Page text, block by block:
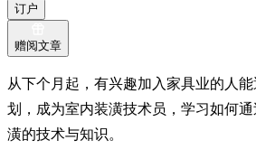
订户
赠阅文章
从下个月起，有兴趣加入家具业的人
划，成为室内装潢技术员，学习如何
潢的技术与知识。